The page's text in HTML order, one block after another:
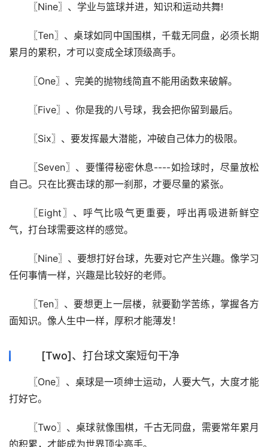
〖Nine〗、学业与篮球并进，知识和运动共舞!
〖Ten〗、桌球如同中国围棋，千载无同盘，必须长期
累月的累积，才可以变成全球顶级高手。
〖One〗、完美的抛物线简直不能用函数来破解。
〖Five〗、你是我的八号球，我会把你留到最后。
〖Six〗、要发挥最大潜能，冲破自己体力的极限。
〖Seven〗、要懂得秘密休息----如捡球时，尽量放松
自己。只在比赛击球的那一刹那，才要尽量的紧张。
〖Eight〗、呼气比吸气更重要，呼出再吸进新鲜空
气，打台球需要这样的感觉。
〖Nine〗、要想打好台球，先要对它产生兴趣。像学习
任何事情一样，兴趣是比较好的老师。
〖Ten〗、要想更上一层楼，就要勤学苦练，掌握各方
面知识。像人生中一样，厚积才能薄发！
[Two]、打台球文案短句干净
〖One〗、桌球是一项绅士运动，人要大气，大度才能
打好它。
〖Two〗、桌球就像围棋，千古无同盘，需要常年累月
的积累，才能成为世界顶尖高手。